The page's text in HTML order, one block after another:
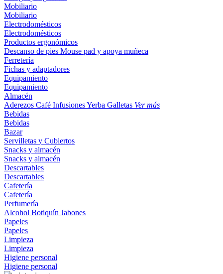
Mobiliario
Mobiliario
Electrodomésticos
Electrodomésticos
Productos ergonómicos
Descanso de pies Mouse pad y apoya muñeca
Ferretería
Fichas y adaptadores
Equipamiento
Equipamiento
Almacén
Aderezos Café InfusionesYerba Galletas Ver más
Bebidas
Bebidas
Bazar
Servilletas y Cubiertos
Snacks y almacén
Snacks y almacén
Descartables
Descartables
Cafetería
Cafetería
Perfumería
Alcohol Botiquín Jabones
Papeles
Papeles
Limpieza
Limpieza
Higiene personal
Higiene personal